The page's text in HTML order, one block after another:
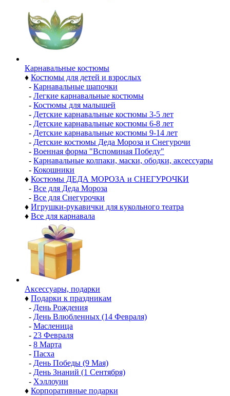
Карнавальные костюмы
♦ Костюмы для детей и взрослых
- Карнавальные шапочки
- Легкие карнавальные костюмы
- Костюмы для малышей
- Детские карнавальные костюмы 3-5 лет
- Детские карнавальные костюмы 6-8 лет
- Детские карнавальные костюмы 9-14 лет
- Детские костюмы Деда Мороза и Снегурочи
- Военная форма "Вспоминая Победу"
- Карнавальные колпаки, маски, ободки, аксессуары
- Кокошники
♦ Костюмы ДЕДА МОРОЗА и СНЕГУРОЧКИ
- Все для Деда Мороза
- Все для Снегурочки
♦ Игрушки-рукавички для кукольного театра
♦ Все для карнавала
Аксессуары, подарки
♦ Подарки к праздникам
- День Рождения
- День Влюбленных (14 Февраля)
- Масленица
- 23 Февраля
- 8 Марта
- Пасха
- День Победы (9 Мая)
- День Знаний (1 Сентября)
- Хэллоуин
♦ Корпоративные подарки